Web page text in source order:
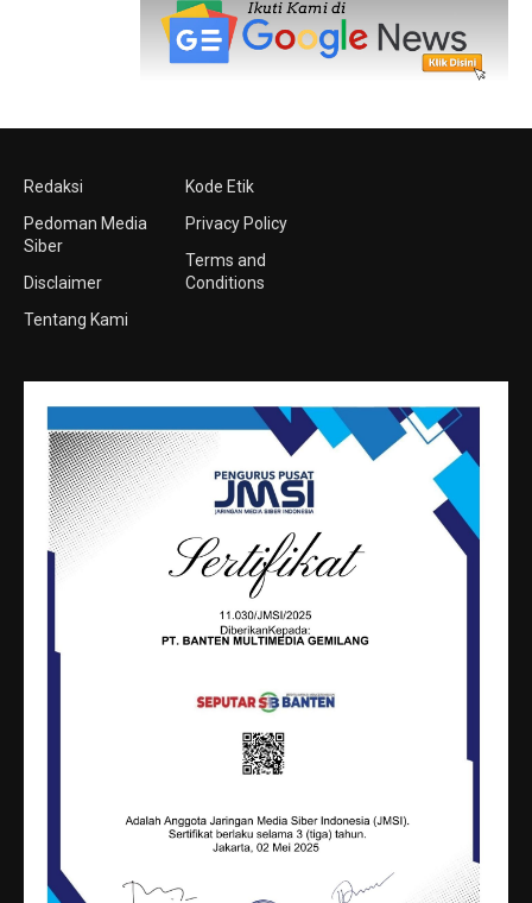
Redaksi
Pedoman Media
Siber
Disclaimer
Tentang Kami
Kode Etik
Privacy Policy
Terms and
Conditions